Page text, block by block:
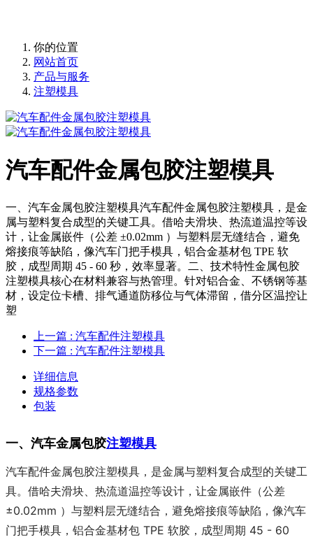
你的位置
网站首页
产品与服务
注塑模具
汽车配件金属包胶注塑模具
一、汽车金属包胶注塑模具汽车配件金属包胶注塑模具，是金
属与塑料复合成型的关键工具。借哈夫滑块、热流道温控等设
计，让金属嵌件（公差 ±0.02mm ）与塑料层无缝结合，避免
熔接痕等缺陷，像汽车门把手模具，铝合金基材包 TPE 软
胶，成型周期 45 - 60 秒，效率显著。二、技术特性金属包胶
注塑模具核心在材料兼容与热管理。针对铝合金、不锈钢等基
材，设定位卡槽、排气通道防移位与气体滞留，借分区温控让
塑
上一篇 : 汽车配件注塑模具
下一篇 : 汽车配件注塑模具
详细信息
规格参数
包装
一、汽车金属包胶注塑模具
汽车配件金属包胶注塑模具，是金属与塑料复合成型的关键工
具。借哈夫滑块、热流道温控等设计，让金属嵌件（公差
±0.02mm ）与塑料层无缝结合，避免熔接痕等缺陷，像汽车
门把手模具，铝合金基材包 TPE 软胶，成型周期 45 - 60